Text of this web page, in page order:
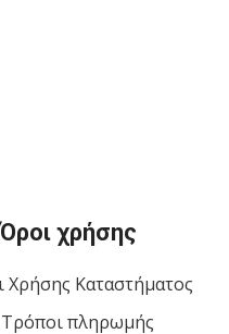
Όροι χρήσης
Χρήσης Καταστήματος
Τρόποι πληρωμής